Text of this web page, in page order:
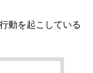
動を起こしている